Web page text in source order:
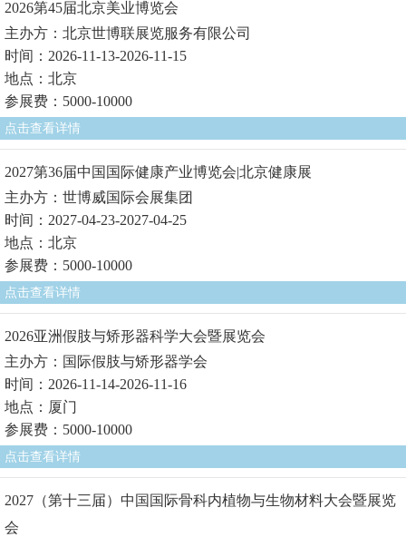
2026第45届北京美业博览会
主办方：北京世博联展览服务有限公司
时间：2026-11-13-2026-11-15
地点：北京
参展费：5000-10000
点击查看详情
2027第36届中国国际健康产业博览会|北京健康展
主办方：世博威国际会展集团
时间：2027-04-23-2027-04-25
地点：北京
参展费：5000-10000
点击查看详情
2026亚洲假肢与矫形器科学大会暨展览会
主办方：国际假肢与矫形器学会
时间：2026-11-14-2026-11-16
地点：厦门
参展费：5000-10000
点击查看详情
2027（第十三届）中国国际骨科内植物与生物材料大会暨展览
会